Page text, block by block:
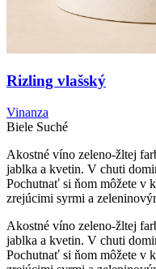
Rizling vlašský
Vinanza
Biele Suché
Akostné víno zeleno-žltej
jablka a kvetin. V chuti
Pochutnať si ňom môžete v
zrejúcimi syrmi a
Akostné víno zeleno-žltej
jablka a kvetin. V chuti
Pochutnať si ňom môžete v